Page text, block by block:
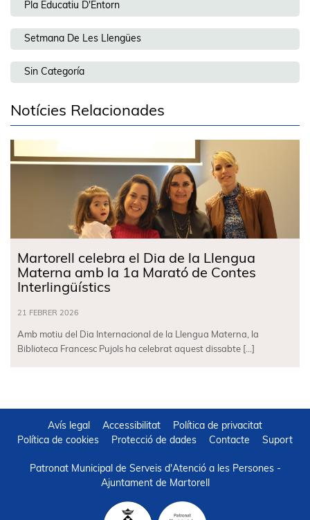
Pla Educatiu D'Entorn
Setmana De Les Llengües
Sin Categoría
Notícies Relacionades
Martorell celebra el Dia de la Llengua
Materna amb la 1a Marató de Contes
Interlingüístics
21 FEBRER 2026
Amb motiu del Dia Internacional de la Llengua Materna, la
Biblioteca Francesc Pujols ha celebrat aquest dissabte […]
Avís legal Accessibilitat
Política de privacitat
Política de cookies
Protecció de dades Contacte Suport
Patronat Municipal de Serveis d'Atenció a les Persones -
Ajuntament de Martorell